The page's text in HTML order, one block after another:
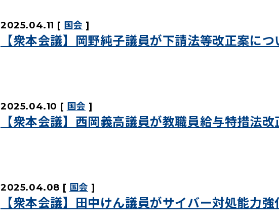
2025.04.11 国会
【衆本会議】岡野純子議員が下請法等改正案につ
2025.04.10 国会
【衆本会議】西岡義高議員が教職員給与特措法
2025.04.08 国会
【衆本会議】田中けん議員がサイバー対処能力